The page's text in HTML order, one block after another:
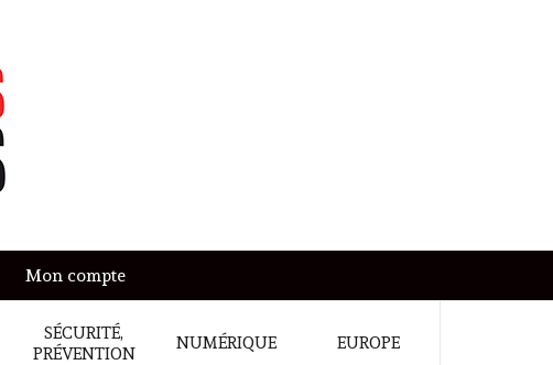
Mon compte
SÉCURITÉ,
PRÉVENTION
NUMÉRIQUE EUROPE